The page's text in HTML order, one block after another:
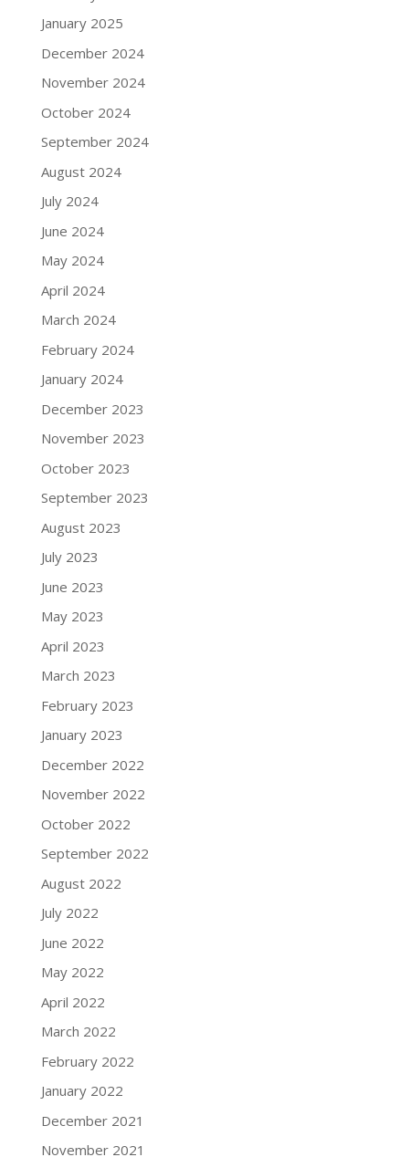
January 2025
December 2024
November 2024
October 2024
September 2024
August 2024
July 2024
June 2024
May 2024
April 2024
March 2024
February 2024
January 2024
December 2023
November 2023
October 2023
September 2023
August 2023
July 2023
June 2023
May 2023
April 2023
March 2023
February 2023
January 2023
December 2022
November 2022
October 2022
September 2022
August 2022
July 2022
June 2022
May 2022
April 2022
March 2022
February 2022
January 2022
December 2021
November 2021